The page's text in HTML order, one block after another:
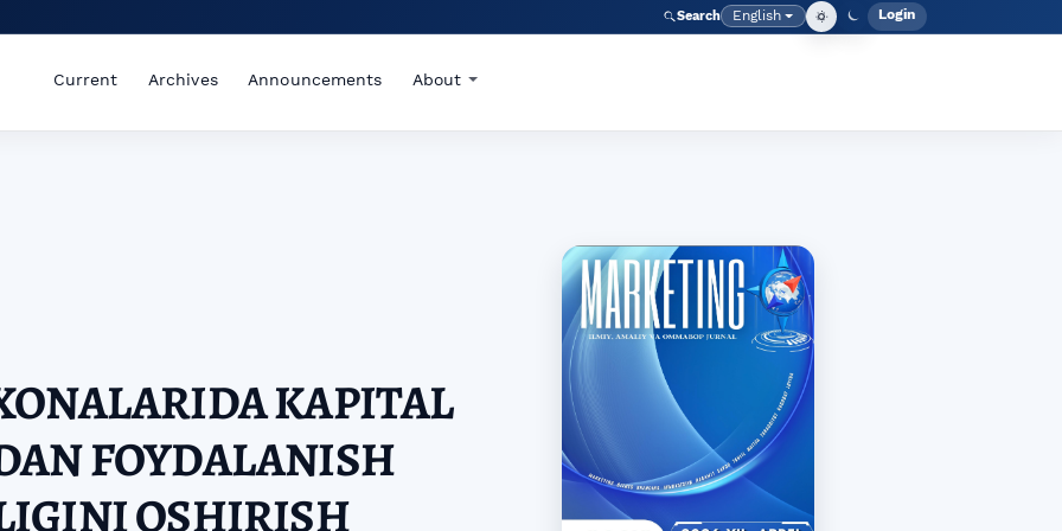
Search Language
English Admin
Login
Current Archives Announcements About
KAPITAL
FOYDALANISH
OSHIRISH